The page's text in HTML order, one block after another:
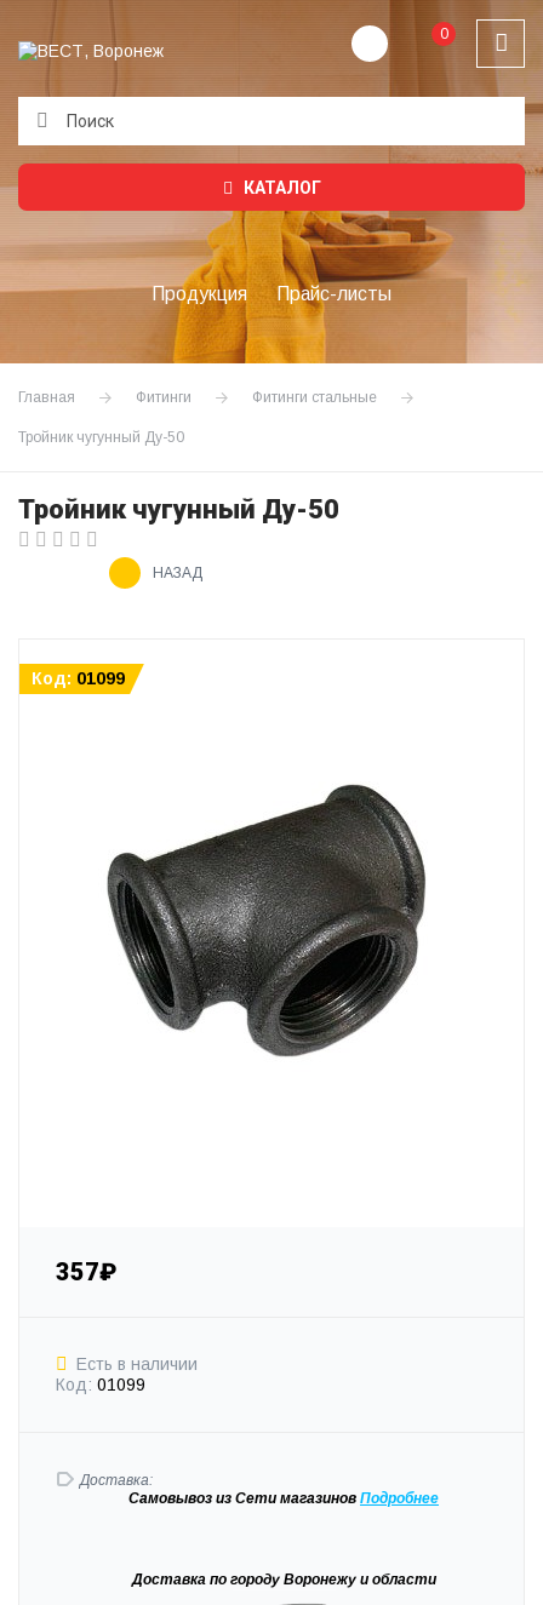
0
КАТАЛОГ
Продукция Прайс-листы
Главная Фитинги Фитинги стальные
Тройник чугунный Ду-50
Тройник чугунный Ду-50
НАЗАД
Код: 01099
357₽
Есть в наличии
Код: 01099
Доставка:
Самовывоз из Сети магазинов Подробнее
Доставка по городу Воронежу и области